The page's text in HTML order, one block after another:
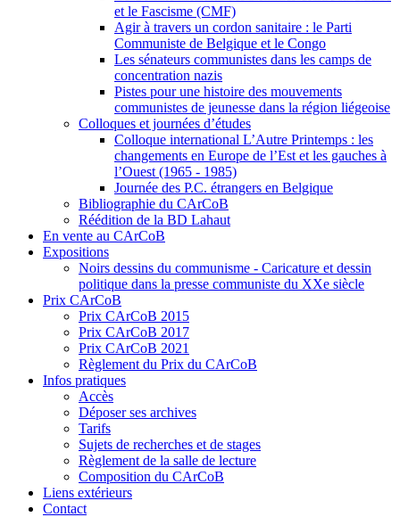
et le Fascisme (CMF)
Agir à travers un cordon sanitaire : le Parti
Communiste de Belgique et le Congo
Les sénateurs communistes dans les camps de
concentration nazis
Pistes pour une histoire des mouvements
communistes de jeunesse dans la région liégeoise
Colloques et journées d’études
Colloque international L’Autre Printemps : les
changements en Europe de l’Est et les gauches à
l’Ouest (1965 - 1985)
Journée des P.C. étrangers en Belgique
Bibliographie du CArCoB
Réédition de la BD Lahaut
En vente au CArCoB
Expositions
Noirs dessins du communisme - Caricature et dessin
politique dans la presse communiste du XXe siècle
Prix CArCoB
Prix CArCoB 2015
Prix CArCoB 2017
Prix CArCoB 2021
Règlement du Prix du CArCoB
Infos pratiques
Accès
Déposer ses archives
Tarifs
Sujets de recherches et de stages
Règlement de la salle de lecture
Composition du CArCoB
Liens extérieurs
Contact